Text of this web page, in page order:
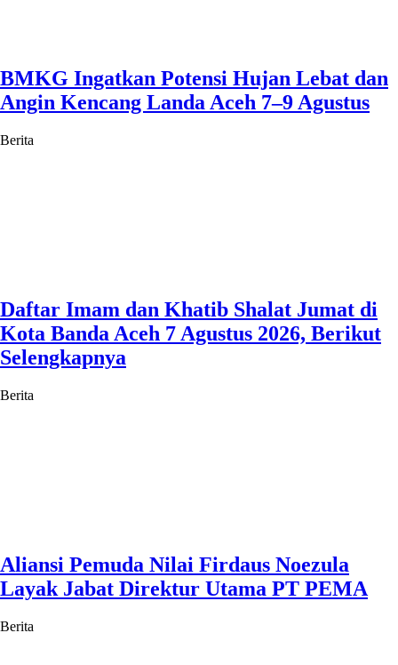
BMKG Ingatkan Potensi Hujan Lebat dan
Angin Kencang Landa Aceh 7–9 Agustus
Berita
Daftar Imam dan Khatib Shalat Jumat di
Kota Banda Aceh 7 Agustus 2026, Berikut
Selengkapnya
Berita
Aliansi Pemuda Nilai Firdaus Noezula
Layak Jabat Direktur Utama PT PEMA
Berita